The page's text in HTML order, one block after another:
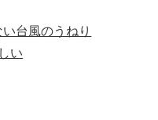
台風のうねり
い